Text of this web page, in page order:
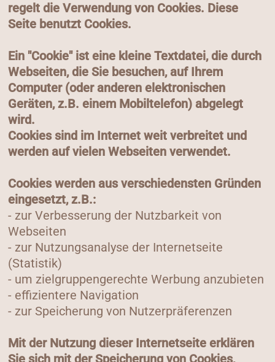
regelt die Verwendung von Cookies. Diese
Seite benutzt Cookies.
Ein "Cookie" ist eine kleine Textdatei, die durch
Webseiten, die Sie besuchen, auf Ihrem
Computer (oder anderen elektronischen
Geräten, z.B. einem Mobiltelefon) abgelegt
wird.
Cookies sind im Internet weit verbreitet und
werden auf vielen Webseiten verwendet.
Cookies werden aus verschiedensten Gründen
eingesetzt, z.B.:
- zur Verbesserung der Nutzbarkeit von
Webseiten
- zur Nutzungsanalyse der Internetseite
(Statistik)
- um zielgruppengerechte Werbung anzubieten
- effizientere Navigation
- zur Speicherung von Nutzerpräferenzen
Mit der Nutzung dieser Internetseite erklären
Sie sich mit der Speicherung von Cookies,